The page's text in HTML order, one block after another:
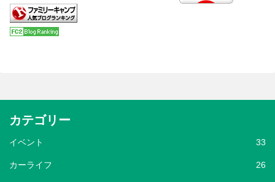
カテゴリー
イベント 33
カーライフ 26